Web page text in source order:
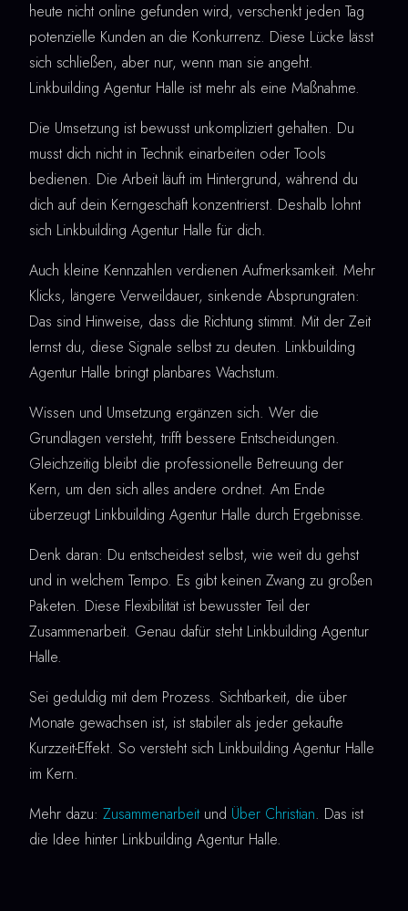
heute nicht online gefunden wird, verschenkt jeden Tag
potenzielle Kunden an die Konkurrenz. Diese Lücke lässt
sich schließen, aber nur, wenn man sie angeht.
Linkbuilding Agentur Halle ist mehr als eine Maßnahme.
Die Umsetzung ist bewusst unkompliziert gehalten. Du
musst dich nicht in Technik einarbeiten oder Tools
bedienen. Die Arbeit läuft im Hintergrund, während du
dich auf dein Kerngeschäft konzentrierst. Deshalb lohnt
sich Linkbuilding Agentur Halle für dich.
Auch kleine Kennzahlen verdienen Aufmerksamkeit. Mehr
Klicks, längere Verweildauer, sinkende Absprungraten:
Das sind Hinweise, dass die Richtung stimmt. Mit der Zeit
lernst du, diese Signale selbst zu deuten. Linkbuilding
Agentur Halle bringt planbares Wachstum.
Wissen und Umsetzung ergänzen sich. Wer die
Grundlagen versteht, trifft bessere Entscheidungen.
Gleichzeitig bleibt die professionelle Betreuung der
Kern, um den sich alles andere ordnet. Am Ende
überzeugt Linkbuilding Agentur Halle durch Ergebnisse.
Denk daran: Du entscheidest selbst, wie weit du gehst
und in welchem Tempo. Es gibt keinen Zwang zu großen
Paketen. Diese Flexibilität ist bewusster Teil der
Zusammenarbeit. Genau dafür steht Linkbuilding Agentur
Halle.
Sei geduldig mit dem Prozess. Sichtbarkeit, die über
Monate gewachsen ist, ist stabiler als jeder gekaufte
Kurzzeit-Effekt. So versteht sich Linkbuilding Agentur Halle
im Kern.
Mehr dazu: Zusammenarbeit und Über Christian. Das ist
die Idee hinter Linkbuilding Agentur Halle.